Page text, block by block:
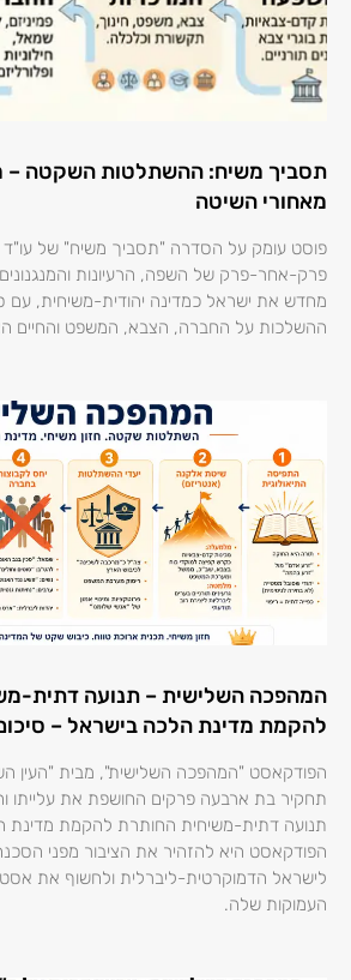
תסביך משיח: ההשתלטות השקטה
מאחורי השיטה
פוסט עומק על הסדרה "תסביך משיח" של עו"ד
פרק-אחר-פרק של השפה, הרעיונות
מחדש את ישראל כמדינה יהודית-משיחית, עם
ההשלכות על החברה, הצבא, המשפט והחיים
המהפכה השלישית – תנועה דתית-
להקמת מדינת הלכה בישראל –
הפודקאסט "המהפכה השלישית", מבית "העין
תחקיר בת ארבעה פרקים החושפת את עלייתו
תנועה דתית-משיחית החותרת להקמת
הפודקאסט היא להזהיר את הציבור מפני
לישראל הדמוקרטית-ליברלית ולחשוף את
העמוקות שלה.